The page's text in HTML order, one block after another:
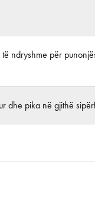
ndryshme për
dhe pika në gjithë